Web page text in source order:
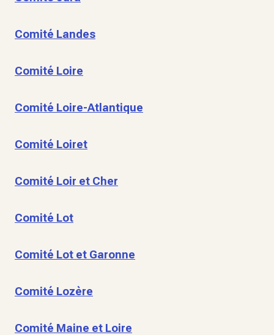
Comité Landes
Comité Loire
Comité Loire-Atlantique
Comité Loiret
Comité Loir et Cher
Comité Lot
Comité Lot et Garonne
Comité Lozère
Comité Maine et Loire